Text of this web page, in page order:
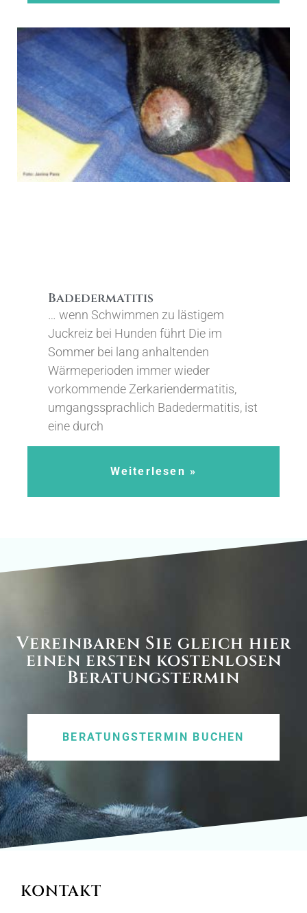
Badedermatitis
… wenn Schwimmen zu lästigem
Juckreiz bei Hunden führt Die im
Sommer bei lang anhaltenden
Wärmeperioden immer wieder
vorkommende Zerkariendermatitis,
umgangssprachlich Badedermatitis, ist
eine durch
Weiterlesen »
Vereinbaren Sie gleich hier
einen ersten kostenlosen
Beratungstermin
BERATUNGSTERMIN BUCHEN
KONTAKT